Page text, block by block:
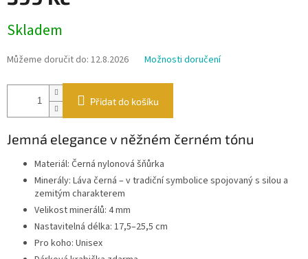
cena:
Skladem
Můžeme doručit do: 12.8.2026 Možnosti doručení
Přidat do košíku
Jemná elegance v něžném černém tónu
Materiál: Černá nylonová šňůrka
Minerály: Láva černá – v tradiční symbolice spojovaný s silou a
zemitým charakterem
Velikost minerálů: 4 mm
Nastavitelná délka: 17,5–25,5 cm
Pro koho: Unisex